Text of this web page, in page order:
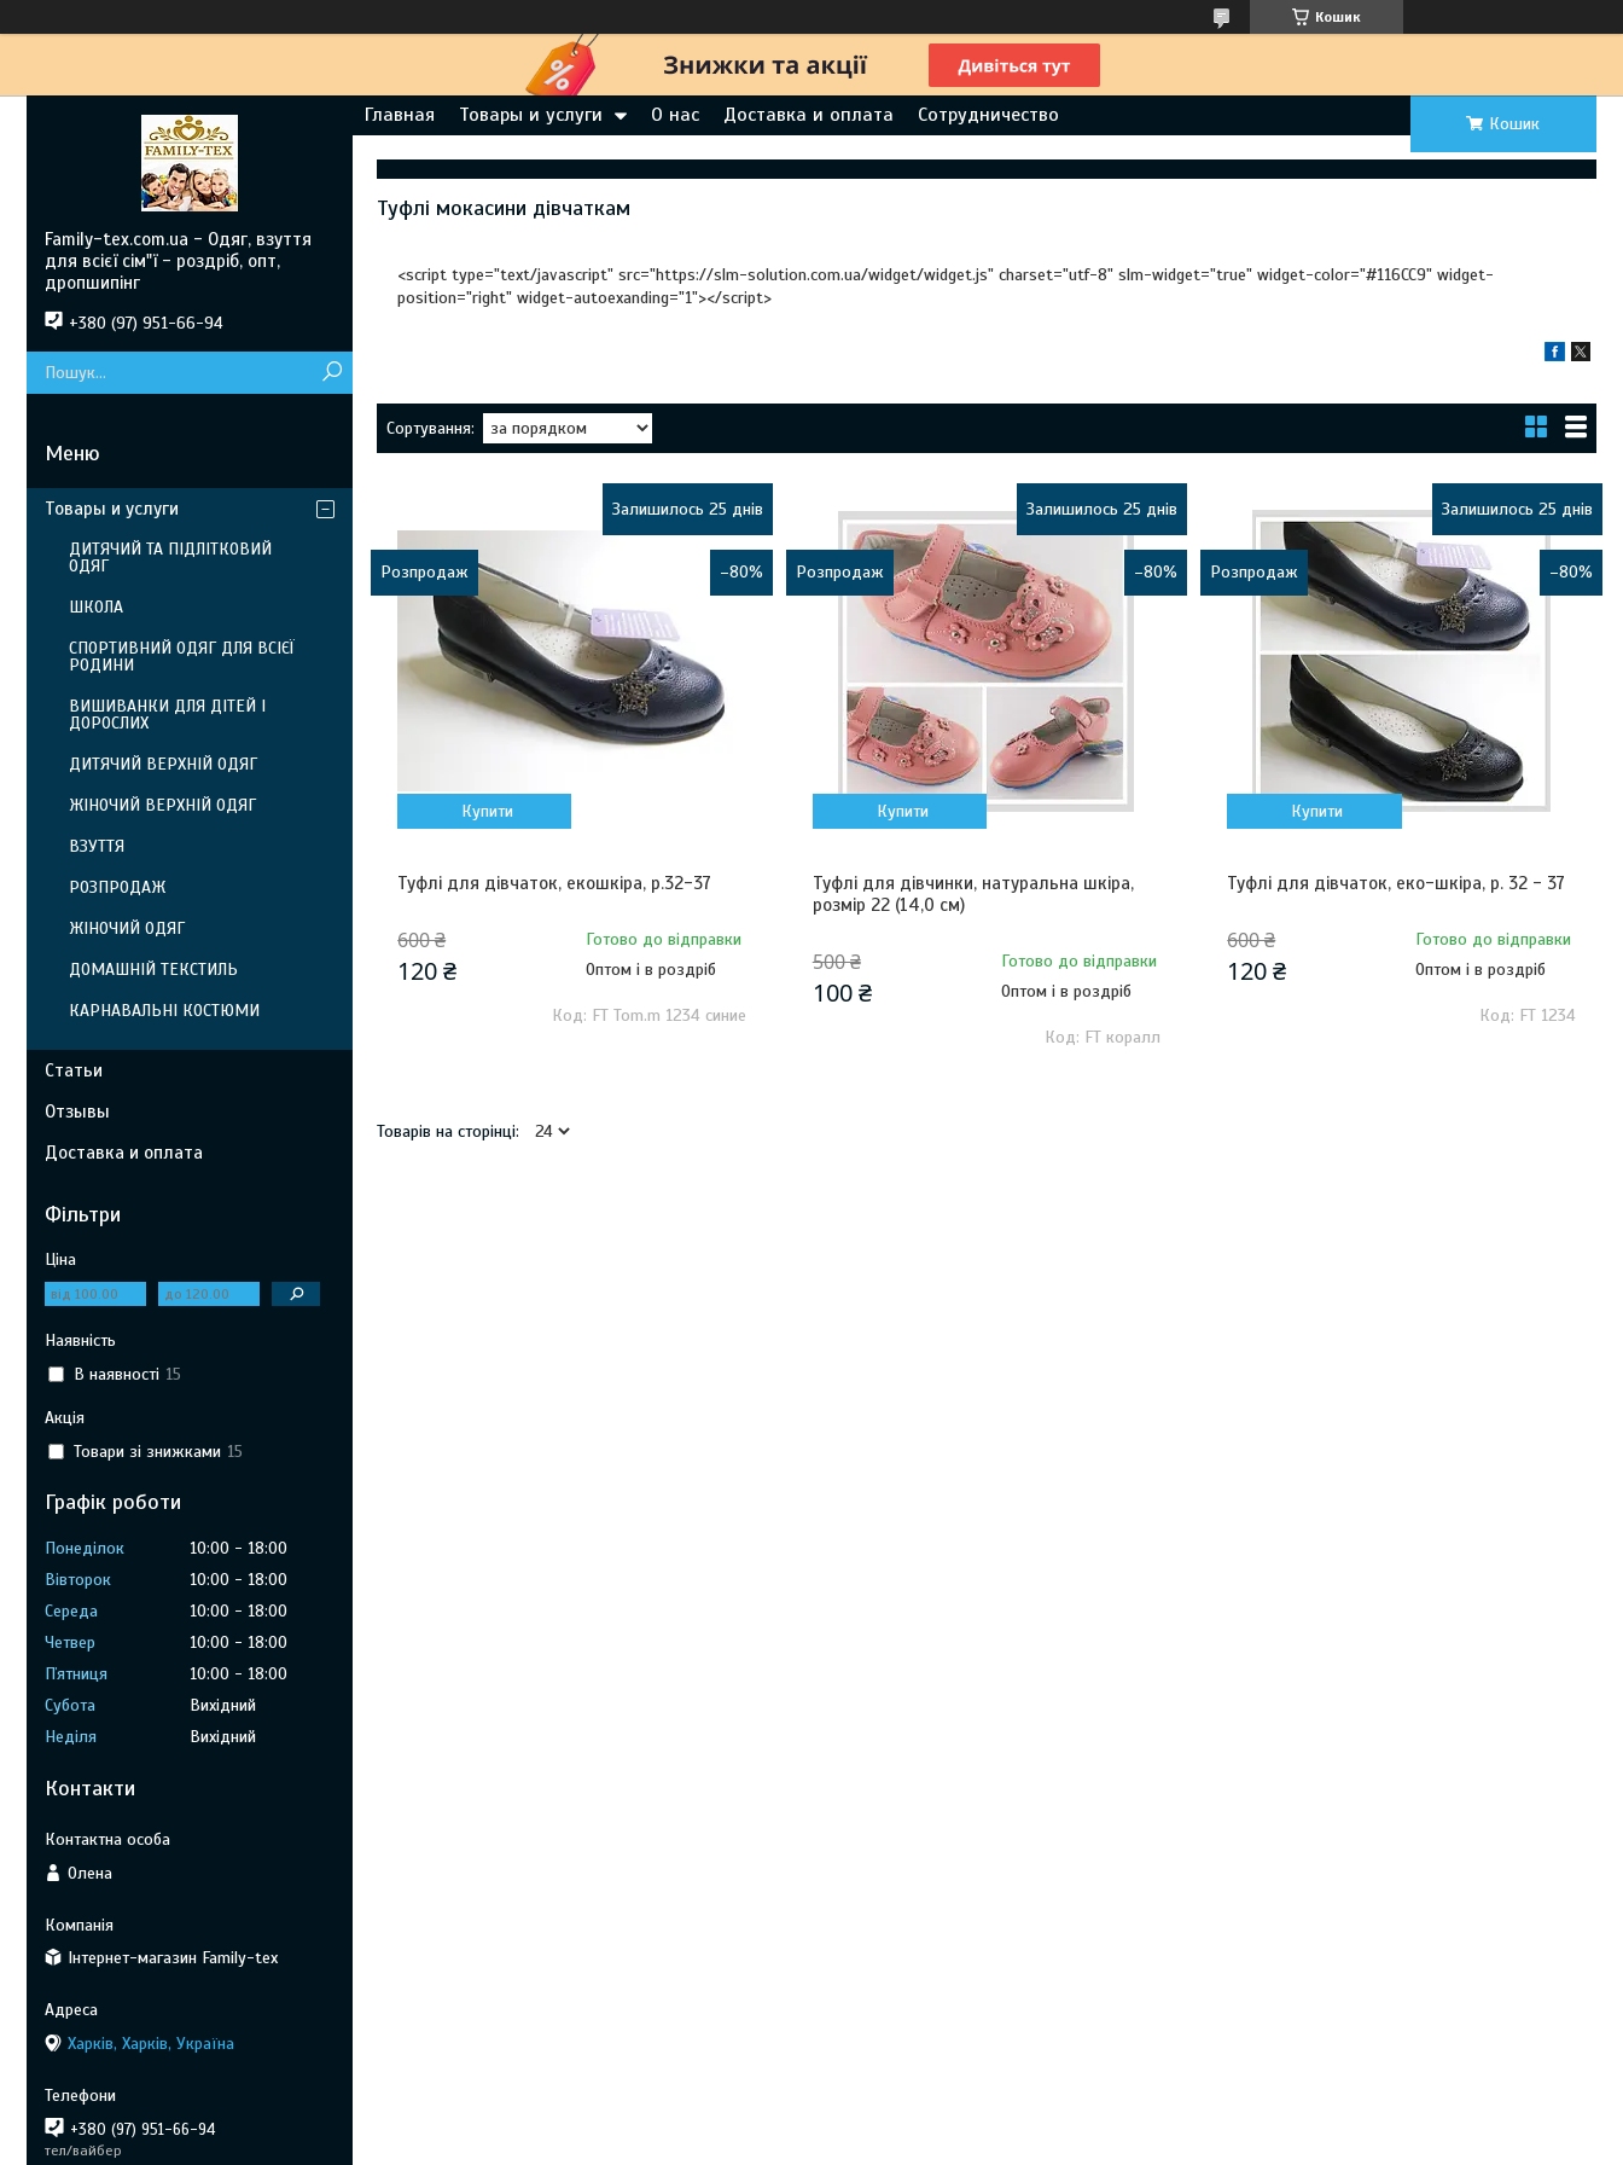
Кошик
Главная Товары и услуги О нас Доставка и оплата Сотрудничество Кошик
Туфлі мокасини дівчаткам
<script type="text/javascript" src="https://slm-solution.com.ua/widget/widget.js" charset="utf-8" slm-widget="true" widget-color="#116CC9" widget-
position="right" widget-autoexanding="1"></script>
Розпродаж –80%
Залишилось 25 днів
Купити
Туфлі для дівчаток, екошкіра, р.32-37
600 ₴
120 ₴
Готово до відправки
Оптом і в роздріб
FT Tom.m 1234 синие
Розпродаж –80%
Залишилось 25 днів
Купити
Туфлі для дівчинки, натуральна шкіра,
розмір 22 (14,0 см)
500 ₴
100 ₴
Готово до відправки
Оптом і в роздріб
FT коралл
Розпродаж –80%
Залишилось 25 днів
Купити
Туфлі для дівчаток, еко-шкіра, р. 32 - 37
600 ₴
120 ₴
Готово до відправки
Оптом і в роздріб
FT 1234
Family-tex.com.ua - Одяг, взуття
для всієї сім"ї - роздріб, опт,
дропшипінг
+380 (97) 951-66-94
Товары и услуги
ДИТЯЧИЙ ТА ПІДЛІТКОВИЙ
ОДЯГ
ШКОЛА
СПОРТИВНИЙ ОДЯГ ДЛЯ ВСІЄЇ
РОДИНИ
ВИШИВАНКИ ДЛЯ ДІТЕЙ І
ДОРОСЛИХ
ДИТЯЧИЙ ВЕРХНІЙ ОДЯГ
ЖІНОЧИЙ ВЕРХНІЙ ОДЯГ
ВЗУТТЯ
РОЗПРОДАЖ
ЖІНОЧИЙ ОДЯГ
ДОМАШНІЙ ТЕКСТИЛЬ
КАРНАВАЛЬНІ КОСТЮМИ
Статьи
Отзывы
Доставка и оплата
Фільтри
Ціна
Наявність
В наявності 15
Акція
Товари зі знижками 15
Графік роботи
Понеділок 10:00
18:00
Вівторок
10:00
18:00
Середа
10:00
18:00
Четвер
10:00
18:00
Пʼятниця
10:00
18:00
Субота
Вихідний
Неділя
Вихідний
Контакти
Олена
Інтернет-магазин Family-tex
Харків, Харків, Україна
+380 (97) 951-66-94
тел/вайбер